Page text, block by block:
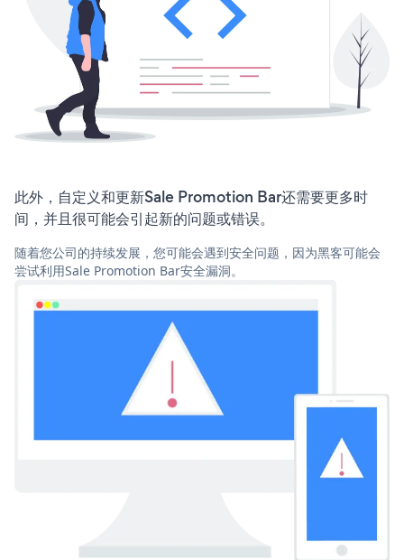
此外，自定义和更新Sale Promotion Bar还需要更多时
间，并且很可能会引起新的问题或错误。
随着您公司的持续发展，您可能会遇到安全问题，因为黑客可能会
尝试利用Sale Promotion Bar安全漏洞。